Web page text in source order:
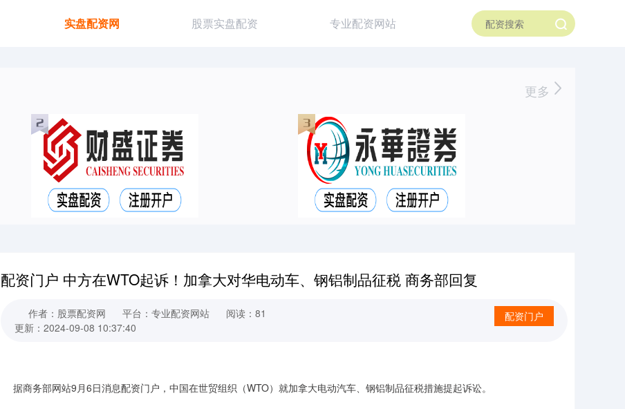
实盘配资网 股票实盘配资 专业配资网站
更多
配资门户 中方在WTO起诉！加拿大对华电动车、钢铝制品征税 商务部回复
配资门户
作者：股票配资网 平台：专业配资网站
阅读：81
更新：2024-09-08 10:37:40
据商务部网站9月6日消息配资门户，中国在世贸组织（WTO）就加拿大电动汽车、钢铝制品征税措施提起诉讼。